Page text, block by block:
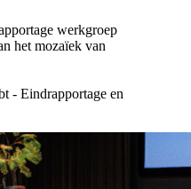
werkgroep
het mozaïek van
- Eindrapportage en